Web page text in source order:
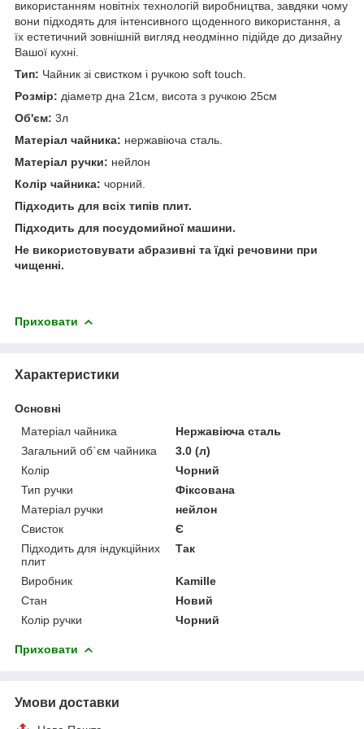
використанням новітніх технологій виробництва, завдяки чому
вони підходять для інтенсивного щоденного використання, а
їх естетичний зовнішній вигляд неодмінно підійде до дизайну
Вашої кухні.
Тип: Чайник зі свистком і ручкою soft touch.
Розмір: діаметр дна 21см, висота з ручкою 25см
Об'єм: 3л
Матеріал чайника: нержавіюча сталь.
Матеріал ручки: нейлон
Колір чайника: чорний.
Підходить для всіх типів плит.
Підходить для посудомийної машини.
Не використовувати абразивні та їдкі речовини при
чищенні.
Приховати
Характеристики
Основні
Матеріал чайника
Нержавіюча сталь
Загальний об`єм чайника
3.0 (л)
Колір
Чорний
Тип ручки
Фіксована
Матеріал ручки
нейлон
Свисток
Є
Підходить для індукційних
плит
Так
Виробник
Kamille
Стан
Новий
Колір ручки
Чорний
Приховати
Умови доставки